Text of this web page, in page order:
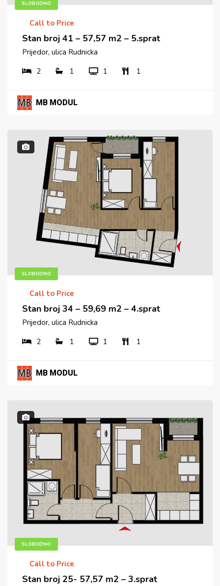
SLOBODNO
Call to Price
Stan broj 41 – 57,57 m2 – 5.sprat
Prijedor, ulica Rudnicka
2
1 1 1
MB MODUL
SLOBODNO
Call to Price
Stan broj 34 – 59,69 m2 – 4.sprat
Prijedor, ulica Rudnicka
2
1 1 1
MB MODUL
SLOBODNO
Call to Price
Stan broj 25- 57,57 m2 – 3.sprat